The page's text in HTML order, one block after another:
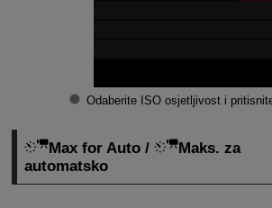
Odaberite ISO osjetljivost i
Max for Auto /
Maks. za
automatsko